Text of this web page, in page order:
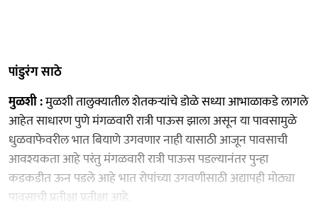
पांडुरंग साठे
मुळशी :मुळशी तालुक्यातील शेतकऱ्यांचे डोळे सध्या आभाळाकडे लागले
आहेत साधारण पुणे मंगळवारी रात्री पाऊस झाला असून या पावसामुळे
धुळवाफेवरील भात बियाणे उगवणार नाही यासाठी आजून पावसाची
आवश्यकता आहे परंतु मंगळवारी रात्री पाऊस पडल्यानंतर पुन्हा
कडकडीत ऊन पडले आहे भात रोपांच्या उगवणीसाठी अद्यापही मोठ्या
पावसाची प्रतीक्षा प्रतीक्षा आहे.